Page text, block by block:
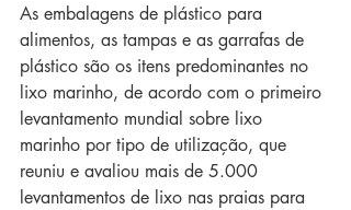
As embalagens de plástico para
alimentos, as tampas e as garrafas de
plástico são os itens predominantes no
lixo marinho, de acordo com o primeiro
levantamento mundial sobre lixo
marinho por tipo de utilização, que
reuniu e avaliou mais de 5.000
levantamentos de lixo nas praias para